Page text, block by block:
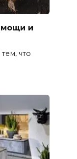
мощи и
что